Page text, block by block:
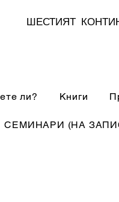
ШЕСТИЯТ
ли? Книги
СЕМИНАРИ (НА